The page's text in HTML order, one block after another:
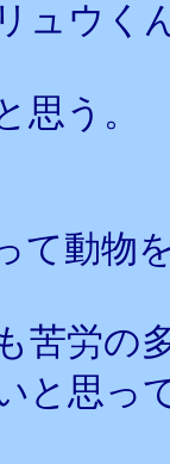
ュウく
思う。
て動物
苦労の
と思っ